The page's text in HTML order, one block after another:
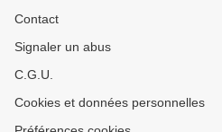
Contact
Signaler un abus
C.G.U.
Cookies et données personnelles